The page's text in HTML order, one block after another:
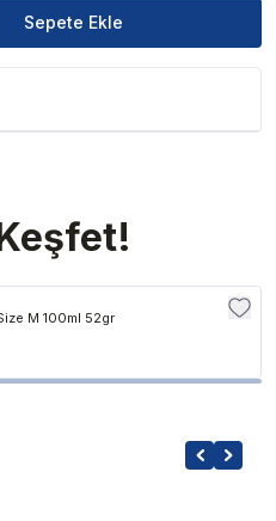
Sepete Ekle
M 100ml 52gr